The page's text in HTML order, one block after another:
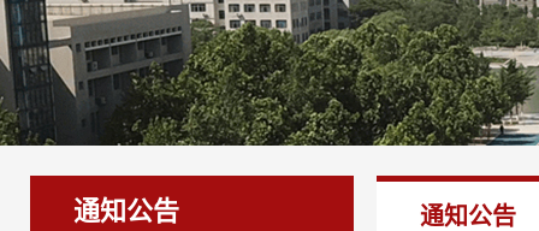
通知公告 通知公告